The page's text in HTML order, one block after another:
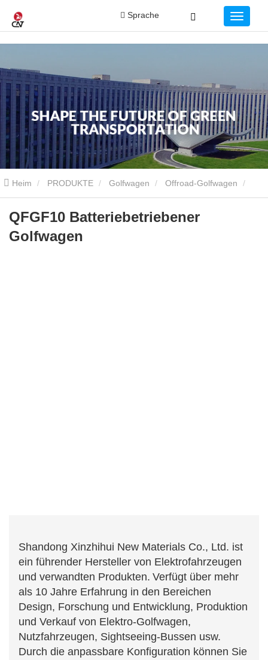
Sprache
Heim PRODUKTE Golfwagen Offroad-Golfwagen
QFGF10 Batteriebetriebener Golfwagen
QFGF10 Batteriebetriebener
Golfwagen
Shandong Xinzhihui New Materials Co., Ltd. ist
ein führender Hersteller von Elektrofahrzeugen
und verwandten Produkten. Verfügt über mehr
als 10 Jahre Erfahrung in den Bereichen
Design, Forschung und Entwicklung, Produktion
und Verkauf von Elektro-Golfwagen,
Nutzfahrzeugen, Sightseeing-Bussen usw.
Durch die anpassbare Konfiguration können Sie